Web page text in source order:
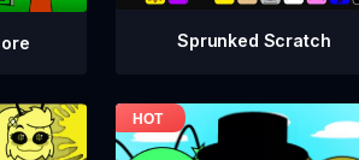
Sprunked Scratch